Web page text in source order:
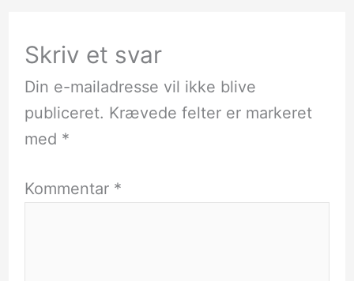
Skriv et svar
Din e-mailadresse vil ikke blive
publiceret. Krævede felter er markeret
med *
Kommentar *